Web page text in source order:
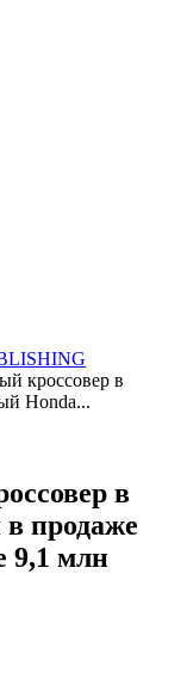
кроссовер в
Honda...
в
продаже
9,1 млн